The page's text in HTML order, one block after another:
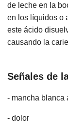
de leche en la
en los líquidos o
este ácido
causando la
Señales de
- mancha blanca
- dolor